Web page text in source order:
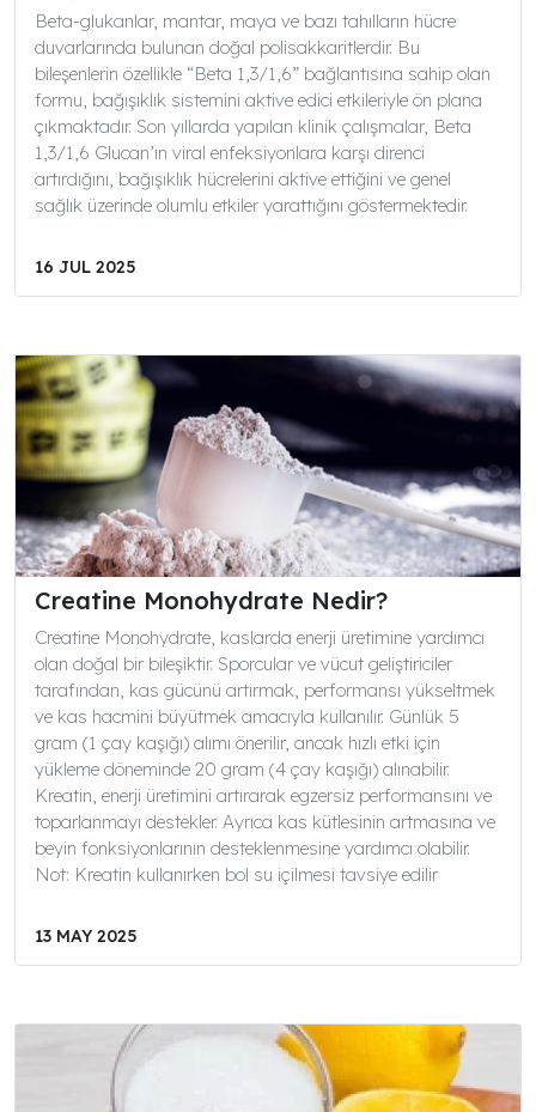
Beta-glukanlar, mantar, maya ve bazı tahılların hücre
duvarlarında bulunan doğal polisakkaritlerdir. Bu
bileşenlerin özellikle “Beta 1,3/1,6” bağlantısına sahip olan
formu, bağışıklık sistemini aktive edici etkileriyle ön plana
çıkmaktadır. Son yıllarda yapılan klinik çalışmalar, Beta
1,3/1,6 Glucan’ın viral enfeksiyonlara karşı direnci
artırdığını, bağışıklık hücrelerini aktive ettiğini ve genel
sağlık üzerinde olumlu etkiler yarattığını göstermektedir.
16 JUL 2025
Creatine Monohydrate Nedir?
Creatine Monohydrate, kaslarda enerji üretimine yardımcı
olan doğal bir bileşiktir. Sporcular ve vücut geliştiriciler
tarafından, kas gücünü artırmak, performansı yükseltmek
ve kas hacmini büyütmek amacıyla kullanılır. Günlük 5
gram (1 çay kaşığı) alımı önerilir, ancak hızlı etki için
yükleme döneminde 20 gram (4 çay kaşığı) alınabilir.
Kreatin, enerji üretimini artırarak egzersiz performansını ve
toparlanmayı destekler. Ayrıca kas kütlesinin artmasına ve
beyin fonksiyonlarının desteklenmesine yardımcı olabilir.
Not: Kreatin kullanırken bol su içilmesi tavsiye edilir
13 MAY 2025